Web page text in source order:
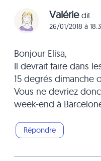
Valérie dit :
26/01/2018 à
Bonjour Elisa,
Il devrait faire dans
15 degrés dimanche
Vous ne devriez
week-end à
Répondre